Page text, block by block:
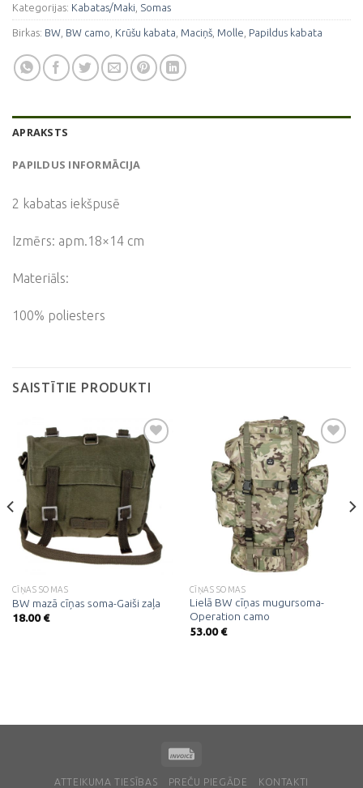
Kategorijas: Kabatas/Maki Somas
Birkas: BW BW camo Krūšu kabata Maciņš Molle Papildus kabata
APRAKSTS
PAPILDUS INFORMĀCIJA
2 kabatas iekšpusē
Izmērs: apm.18×14 cm
Materiāls:
100% poliesters
SAISTĪTIE PRODUKTI
Pievienot
vēlmju
sarakstam
CĪŅAS SOMAS
BW mazā cīņas soma-Gaiši zaļa
18.00€
Pievienot
vēlmju
sarakstam
CĪŅAS SOMAS
Lielā BW cīņas mugursoma-
Operation camo
53.00€
ATTEIKUMA TIESĪBAS PREČU PIEGĀDE KONTAKTI